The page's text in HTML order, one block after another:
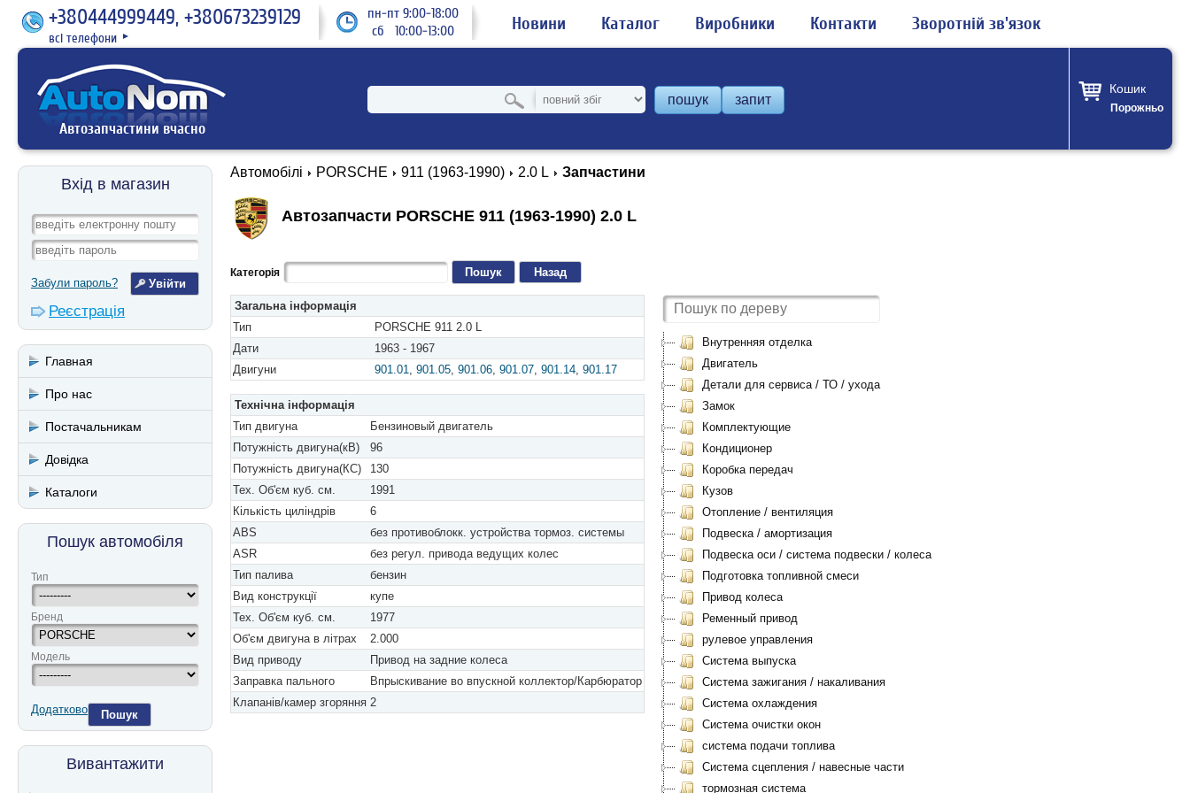
+380444999449, +380673239129
всі телефони ►
пн-пт 9:00-18:00
сб 10:00-13:00
Новини Каталог Виробники Контакти Зворотній зв'язок
Автозапчастини вчасно
пошук запит
Кошик
Порожньо
Вхід в магазин
Забули пароль?
Реєстрація
Главная
Про нас
Постачальникам
Довідка
Каталоги
Пошук автомобіля
Тип
Бренд
Модель
Додатково Пошук
Вивантажити
Автомобілі PORSCHE 911 (1963-1990) 2.0 L Запчастини
Автозапчасти PORSCHE 911 (1963-1990) 2.0 L
Категорія Назад
Загальна інформація
Тип
PORSCHE 911 2.0 L
Дати
1963 - 1967
Двигуни
901.01, 901.05, 901.06, 901.07, 901.14, 901.17
Технічна інформація
Тип двигуна
Бензиновый двигатель
Потужність двигуна(кВ)
96
Потужність двигуна(КС)
130
Тех. Об'єм куб. см.
1991
Кількість циліндрів
6
ABS
без противоблокк. устройства тормоз. системы
ASR
без регул. привода ведущих колес
Тип палива
бензин
Вид конструкції
купе
Тех. Об'єм куб. см.
1977
Об'єм двигуна в літрах
2.000
Вид приводу
Привод на задние колеса
Заправка пального
Впрыскивание во впускной коллектор/Карбюратор
Клапанів/камер згоряння 2
Внутренняя отделка
Двигатель
Детали для сервиса / ТО / ухода
Замок
Комплектующие
Кондиционер
Коробка передач
Кузов
Отопление / вентиляция
Подвеска / амортизация
Подвеска оси / система подвески / колеса
Подготовка топливной смеси
Привод колеса
Ременный привод
рулевое управления
Система выпуска
Система зажигания / накаливания
Система охлаждения
Система очистки окон
система подачи топлива
Система сцепления / навесные части
тормозная система